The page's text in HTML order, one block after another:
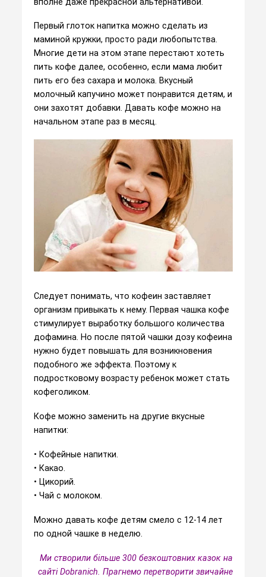
Первый глоток напитка можно сделать из
маминой кружки, просто ради любопытства.
Многие дети на этом этапе перестают хотеть
пить кофе далее, особенно, если мама любит
пить его без сахара и молока. Вкусный
молочный капучино может понравится детям, и
они захотят добавки. Давать кофе можно на
начальном этапе раз в месяц.
Следует понимать, что кофеин заставляет
организм привыкать к нему. Первая чашка кофе
стимулирует выработку большого количества
дофамина. Но после пятой чашки дозу кофеина
нужно будет повышать для возникновения
подобного же эффекта. Поэтому к
подростковому возрасту ребенок может стать
кофеголиком.
Кофе можно заменить на другие вкусные
напитки:
• Кофейные напитки.
• Какао.
• Цикорий.
• Чай с молоком.
Можно давать кофе детям смело с 12-14 лет
по одной чашке в неделю.
Ми створили більше 300 безкоштовних казок на
сайті Dobranich. Прагнемо перетворити звичайне